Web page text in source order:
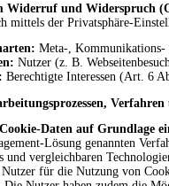
Widerruf und Widerspruch
mittels der Privatsphäre-
Meta-, Kommunikations-
Nutzer (z. B.
Berechtigte Interessen (Art. 6
Daten auf Grundlage
Lösung genannten
und vergleichbaren
für die Nutzung von